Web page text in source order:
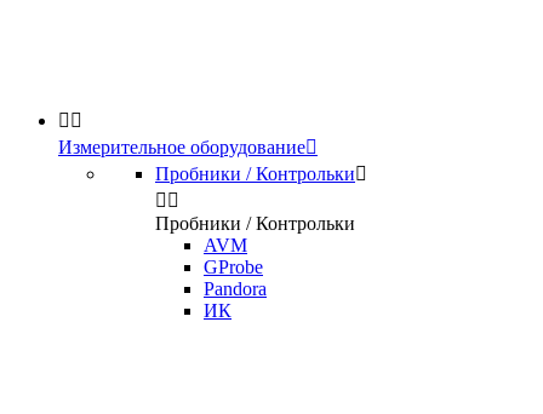
 
Измерительное оборудование
Пробники / Контрольки
 
Пробники / Контрольки
AVM
GProbe
Pandora
ИК